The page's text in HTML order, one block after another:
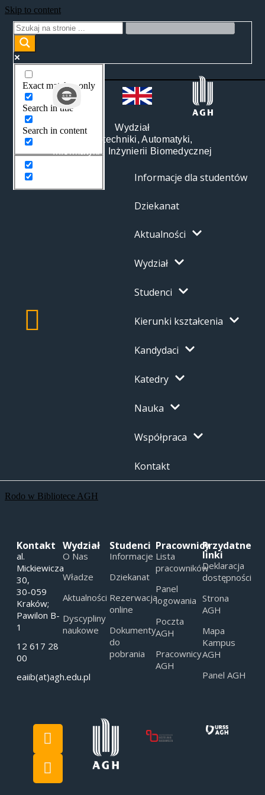
Skip to content
Exact matches only
Search in title
Search in content
Wydział
Elektrotechniki, Automatyki,
Informatyki i Inżynierii Biomedycznej
Informacje dla studentów
Dziekanat
Aktualności
Wydział
Studenci
Kierunki kształcenia
Kandydaci
Katedry
Nauka
Współpraca
Kontakt
Rodo w Bibliotece AGH
Kontakt
al.
Mickiewicza
30,
30-059
Kraków;
Pawilon B-
1
12 617 28
00
eaiib(at)agh.edu.pl
Wydział
O Nas
Władze
Aktualności
Dyscypliny
naukowe
Studenci
Informacje
Dziekanat
Rezerwacja
online
Dokumenty
do
pobrania
Pracownicy
Lista
pracowników
Panel
logowania
Poczta
AGH
Pracownicy
AGH
Przydatne
linki
Deklaracja
dostępności
Strona
AGH
Mapa
Kampus
AGH
Panel AGH